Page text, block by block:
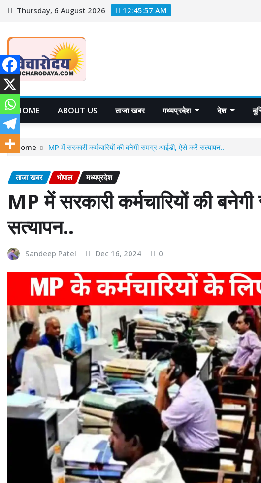
Skip
to
Thursday, 6 August 2026 12:45:58 AM
HOME ABOUT US ताजा खबर मध्यप्रदेश देश
Home MP में सरकारी कर्मचारियों की बनेगी समग्र आईडी, ऐसे करें सत्यापन..
ताजा खबर भोपाल मध्यप्रदेश
MP में सरकारी कर्मचारियों की
सत्यापन..
Sandeep Patel Dec 16, 2024 0